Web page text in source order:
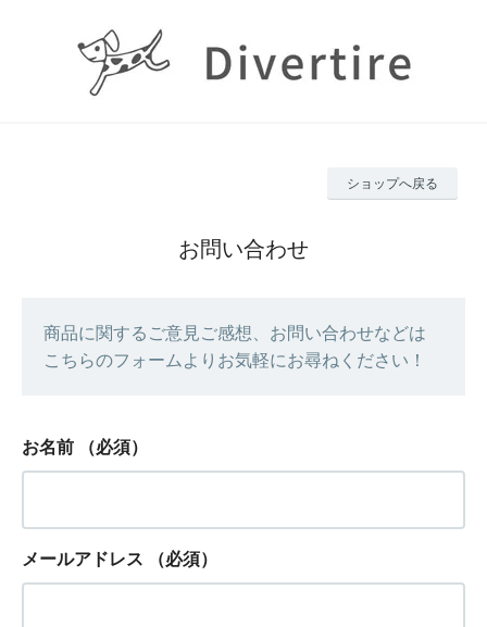
ショップへ戻る
お問い合わせ
商品に関するご意見ご感想、お問い合わせなどは
こちらのフォームよりお気軽にお尋ねください！
お名前 （必須）
メールアドレス （必須）